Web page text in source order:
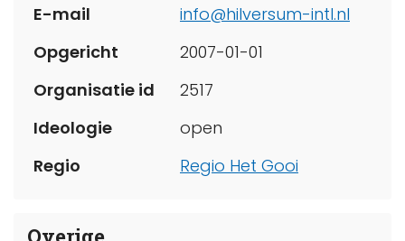
E-mail
info@hilversum-intl.nl
Opgericht
2007-01-01
Organisatie id
2517
Ideologie
open
Regio
Regio Het Gooi
Overige